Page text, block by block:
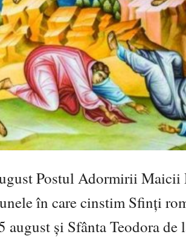
Postul Adormirii Maicii
în care cinstim Sfinți
şi Sfânta Teodora de